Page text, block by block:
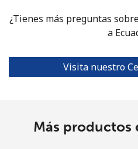
¿Tienes más preguntas
a
Visita nuestro
Más productos